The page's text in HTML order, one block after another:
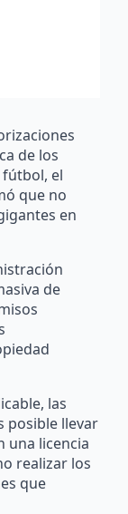
de los
el
que no
en
de
las
posible llevar
una licencia
realizar los
que